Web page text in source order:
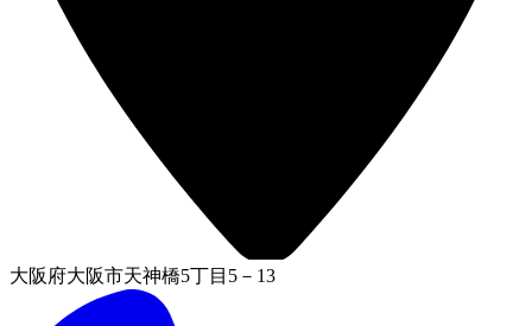
大阪府大阪市天神橋5丁目5－13